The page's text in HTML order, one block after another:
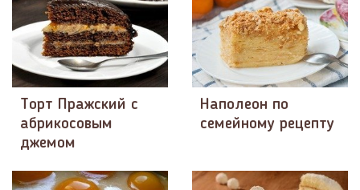
Торт Пражский с
абрикосовым
джемом
Наполеон по
семейному рецепту